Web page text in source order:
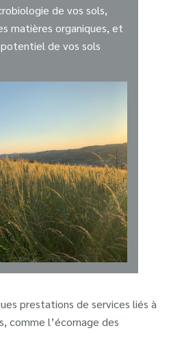
de vos sols,
matières organiques, et
de vos sols
prestations de services liés à
comme l’écornage des